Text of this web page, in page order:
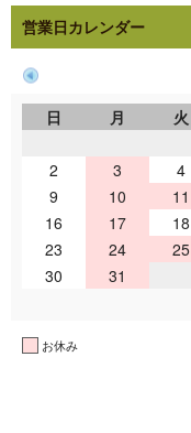
営業日カレンダー
日
月 火
2
3 4
9
10 11
16
17 18
23
24 25
30
31
お休み